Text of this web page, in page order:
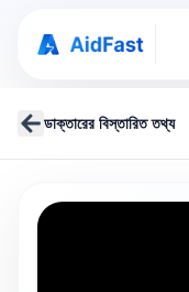
ডাক্তারের বিস্তারিত তথ্য